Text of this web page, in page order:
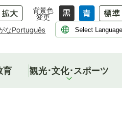
背景色
変更
なPortuguês
育 観光･文化･スポーツ